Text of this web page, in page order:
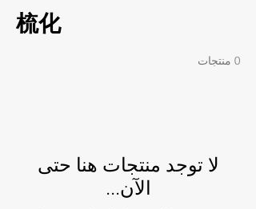
梳化
0 منتجات
لا توجد منتجات هنا حتى
الآن...